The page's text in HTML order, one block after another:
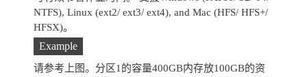
NTFS), Linux (ext2/ ext3/ ext4), and Mac (HFS/ HFS+/
HFSX)。
Example
请参考上图。分区1的容量400GB内存放100GB的资